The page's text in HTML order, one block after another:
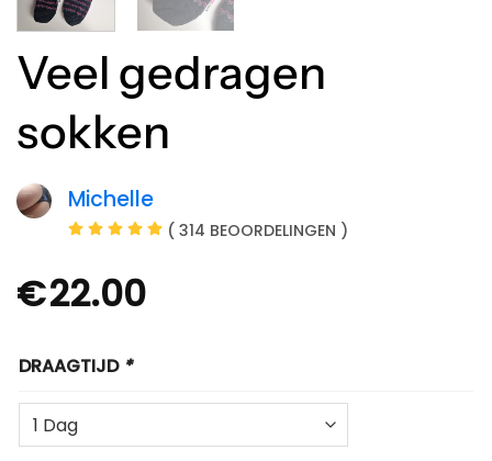
Veel gedragen
sokken
Michelle
( 314 BEOORDELINGEN )
€22.00
DRAAGTIJD *